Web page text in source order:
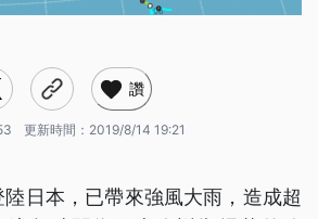
讚
更新時間： 2019/8/14 19:21
日本，已帶來強風大雨，造成超